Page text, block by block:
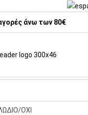
άνω των 80€
ΟΧΙ